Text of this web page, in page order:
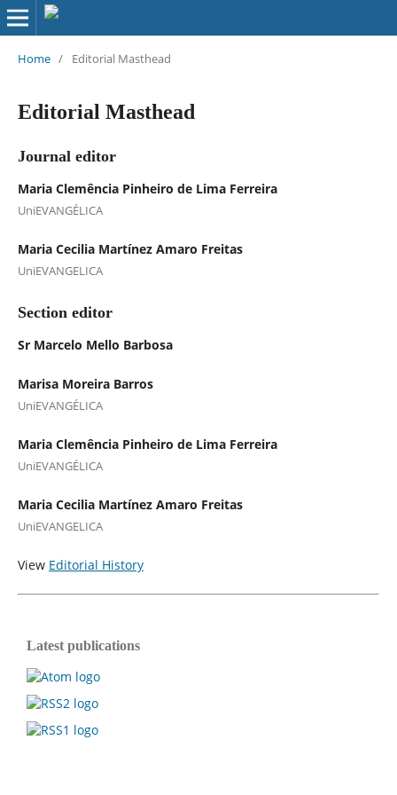
Home / Editorial Masthead
Editorial Masthead
Journal editor
Maria Clemência Pinheiro de Lima Ferreira
UniEVANGÉLICA
Maria Cecilia Martínez Amaro Freitas
UniEVANGELICA
Section editor
Sr Marcelo Mello Barbosa
Marisa Moreira Barros
UniEVANGÉLICA
Maria Clemência Pinheiro de Lima Ferreira
UniEVANGÉLICA
Maria Cecilia Martínez Amaro Freitas
UniEVANGELICA
View Editorial History
Latest publications